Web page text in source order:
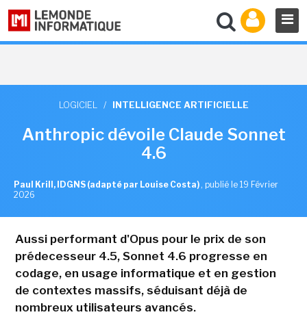
LOGICIEL / INTELLIGENCE ARTIFICIELLE
Anthropic dévoile Claude Sonnet
4.6
Paul Krill, IDGNS (adapté par Louise Costa) , publié le 19 Février
2026
Aussi performant d'Opus pour le prix de son
prédecesseur 4.5, Sonnet 4.6 progresse en
codage, en usage informatique et en gestion
de contextes massifs, séduisant déjà de
nombreux utilisateurs avancés.